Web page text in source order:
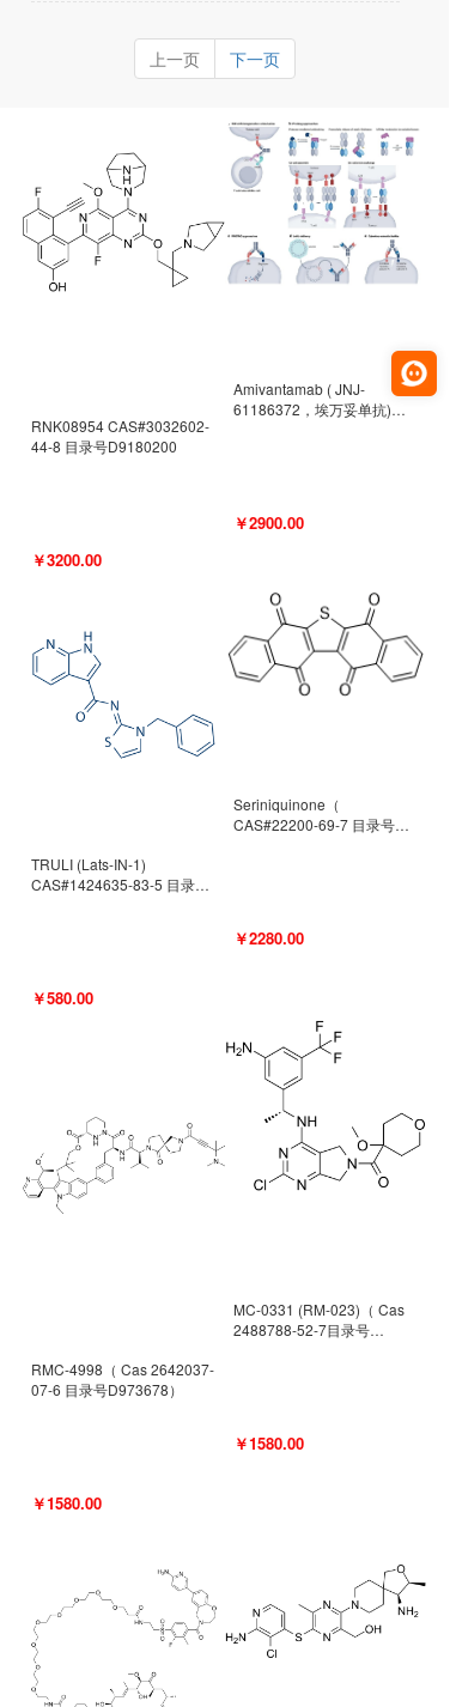
号为92339-11-2
上一页 下一页
RNK08954 CAS#3032602-
44-8 目录号D9180200
￥3200.00
TRULI (Lats-IN-1)
CAS#1424635-83-5 目录号
￥580.00
RMC-4998（ Cas 2642037-
07-6 目录号D973678）
￥1580.00
Amivantamab ( JNJ-
61186372，埃万妥单抗)
￥2900.00
Seriniquinone（
CAS#22200-69-7 目录号
￥2280.00
MC-0331 (RM-023)（ Cas
2488788-52-7目录号
￥1580.00